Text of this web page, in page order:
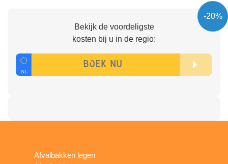
-20%
Bekijk de voordeligste
kosten bij u in de regio:
Afvalbakken legen